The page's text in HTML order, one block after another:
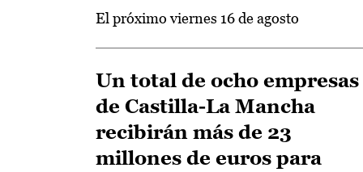
El próximo viernes 16 de agosto
Un total de ocho empresas
de Castilla-La Mancha
recibirán más de 23
millones de euros para